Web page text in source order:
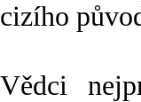
cizího
Vědci